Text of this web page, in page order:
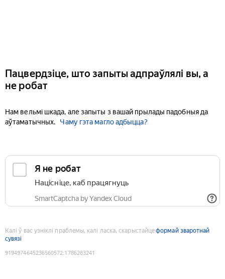
Пацвердзіце, што запыты адпраўлялі вы, а
не робат
Нам вельмі шкада, але запыты з вашай прылады падобныя да
аўтаматычных.
Чаму гэта магло адбыцца?
Я не робат
Націсніце, каб працягнуць
SmartCaptcha by Yandex Cloud
Калі ў вас узніклі праблемы, калі ласка, скарыстайцеформай зваротнай
сувязі
9194974645236560572:1786283241